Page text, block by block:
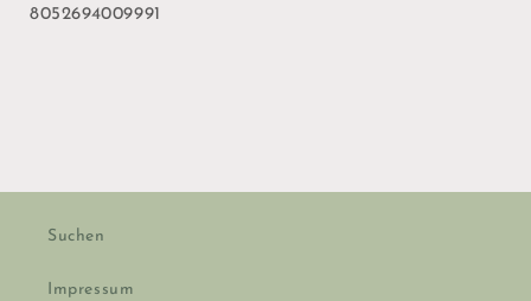
8052694009991
Suchen
Impressum